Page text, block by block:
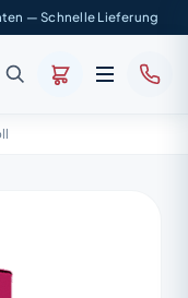
— Schnelle Lieferung